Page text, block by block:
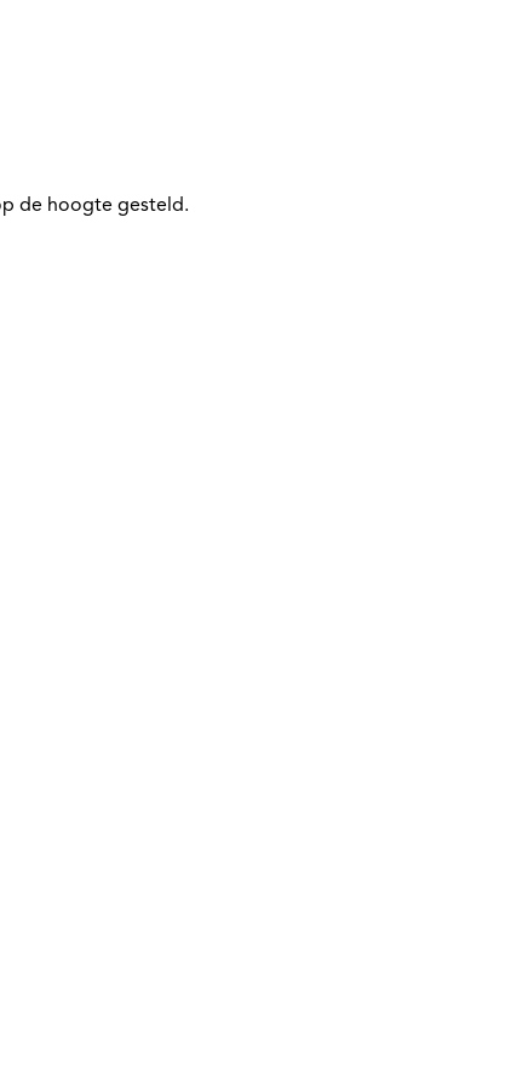
de hoogte gesteld.